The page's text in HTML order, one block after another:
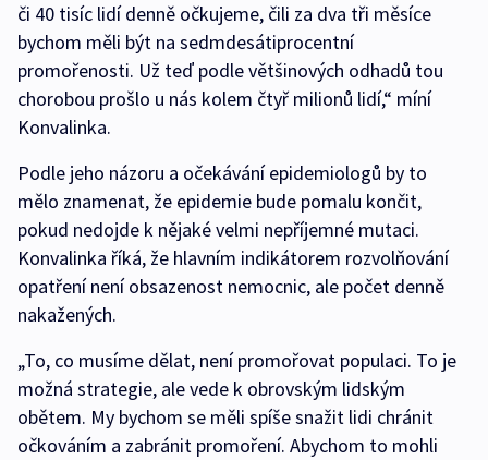
či 40 tisíc lidí denně očkujeme, čili za dva tři měsíce
bychom měli být na sedmdesátiprocentní
promořenosti. Už teď podle většinových odhadů tou
chorobou prošlo u nás kolem čtyř milionů lidí,“ míní
Konvalinka.
Podle jeho názoru a očekávání epidemiologů by to
mělo znamenat, že epidemie bude pomalu končit,
pokud nedojde k nějaké velmi nepříjemné mutaci.
Konvalinka říká, že hlavním indikátorem rozvolňování
opatření není obsazenost nemocnic, ale počet denně
nakažených.
„To, co musíme dělat, není promořovat populaci. To je
možná strategie, ale vede k obrovským lidským
obětem. My bychom se měli spíše snažit lidi chránit
očkováním a zabránit promoření. Abychom to mohli